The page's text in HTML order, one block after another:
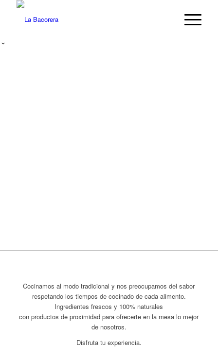
Cocinamos al modo tradicional y nos preocupamos del sabor
respetando los tiempos de cocinado de cada alimento.
Ingredientes frescos y 100% naturales
con productos de proximidad para ofrecerte en la mesa lo mejor
de nosotros.
Disfruta tu experiencia.